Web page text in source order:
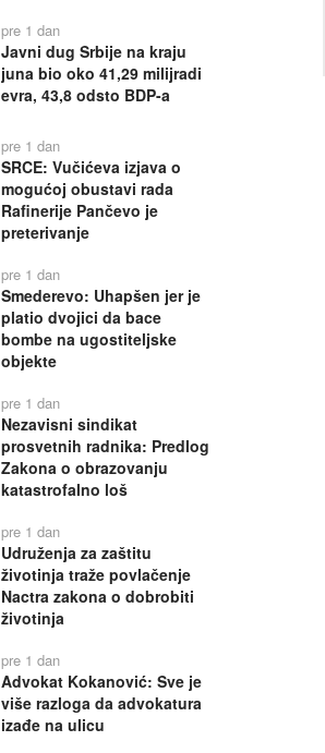
pre 1 dan
Javni dug Srbije na kraju
juna bio oko 41,29 milijradi
evra, 43,8 odsto BDP-a
pre 1 dan
SRCE: Vučićeva izjava o
mogućoj obustavi rada
Rafinerije Pančevo je
preterivanje
pre 1 dan
Smederevo: Uhapšen jer je
platio dvojici da bace
bombe na ugostiteljske
objekte
pre 1 dan
Nezavisni sindikat
prosvetnih radnika: Predlog
Zakona o obrazovanju
katastrofalno loš
pre 1 dan
Udruženja za zaštitu
životinja traže povlačenje
Nactra zakona o dobrobiti
životinja
pre 1 dan
Advokat Kokanović: Sve je
više razloga da advokatura
izađe na ulicu